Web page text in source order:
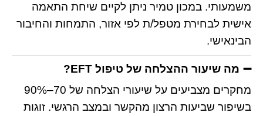
משמעותי. במכון טמיר ניתן לקיים שיחת התאמה
אישית לבחירת מטפל/ת לפי אזור, התמחות והחיבור
הבינאישי.
מה שיעור ההצלחה של טיפול EFT?
מחקרים מצביעים על שיעורי הצלחה של 70–90%
בשיפור שביעות הרצון מהקשר ובמצב הרגשי. זוגות